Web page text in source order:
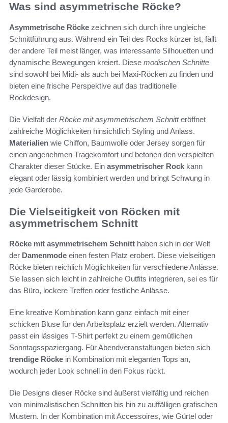
Was sind asymmetrische Röcke?
Asymmetrische Röcke zeichnen sich durch ihre ungleiche
Schnittführung aus. Während ein Teil des Rocks kürzer ist, fällt
der andere Teil meist länger, was interessante Silhouetten und
dynamische Bewegungen kreiert. Diese modischen Schnitte
sind sowohl bei Midi- als auch bei Maxi-Röcken zu finden und
bieten eine frische Perspektive auf das traditionelle
Rockdesign.
Die Vielfalt der Röcke mit asymmetrischem Schnitteröffnet
zahlreiche Möglichkeiten hinsichtlich Styling und Anlass.
Materialien wie Chiffon, Baumwolle oder Jersey sorgen für
einen angenehmen Tragekomfort und betonen den verspielten
Charakter dieser Stücke. Ein asymmetrischer Rock kann
elegant oder lässig kombiniert werden und bringt Schwung in
jede Garderobe.
Die Vielseitigkeit von Röcken mit
asymmetrischem Schnitt
Röcke mit asymmetrischem Schnitt haben sich in der Welt
der Damenmode einen festen Platz erobert. Diese vielseitigen
Röcke bieten reichlich Möglichkeiten für verschiedene Anlässe.
Sie lassen sich leicht in zahlreiche Outfits integrieren, sei es für
das Büro, lockere Treffen oder festliche Anlässe.
Eine kreative Kombination kann ganz einfach mit einer
schicken Bluse für den Arbeitsplatz erzielt werden. Alternativ
passt ein lässiges T-Shirt perfekt zu einem gemütlichen
Sonntagsspaziergang. Für Abendveranstaltungen bieten sich
trendige Röcke in Kombination mit eleganten Tops an,
wodurch jeder Look schnell in den Fokus rückt.
Die Designs dieser Röcke sind äußerst vielfältig und reichen
von minimalistischen Schnitten bis hin zu auffälligen grafischen
Mustern. In der Kombination mit Accessoires, wie Gürtel oder